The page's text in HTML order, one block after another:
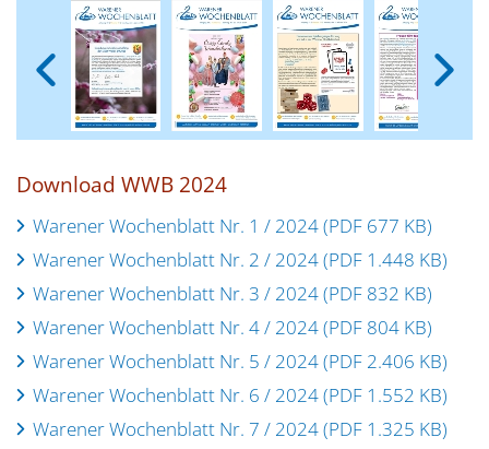
Download WWB 2024
Warener Wochenblatt Nr. 1 / 2024 (PDF 677 KB)
Warener Wochenblatt Nr. 2 / 2024 (PDF 1.448 KB)
Warener Wochenblatt Nr. 3 / 2024 (PDF 832 KB)
Warener Wochenblatt Nr. 4 / 2024 (PDF 804 KB)
Warener Wochenblatt Nr. 5 / 2024 (PDF 2.406 KB)
Warener Wochenblatt Nr. 6 / 2024 (PDF 1.552 KB)
Warener Wochenblatt Nr. 7 / 2024 (PDF 1.325 KB)